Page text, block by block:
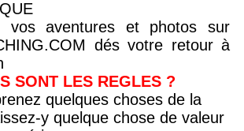
vos aventures et photos sur
dés votre retour à
SONT LES REGLES ?
quelques choses de la
y quelque chose de valeur